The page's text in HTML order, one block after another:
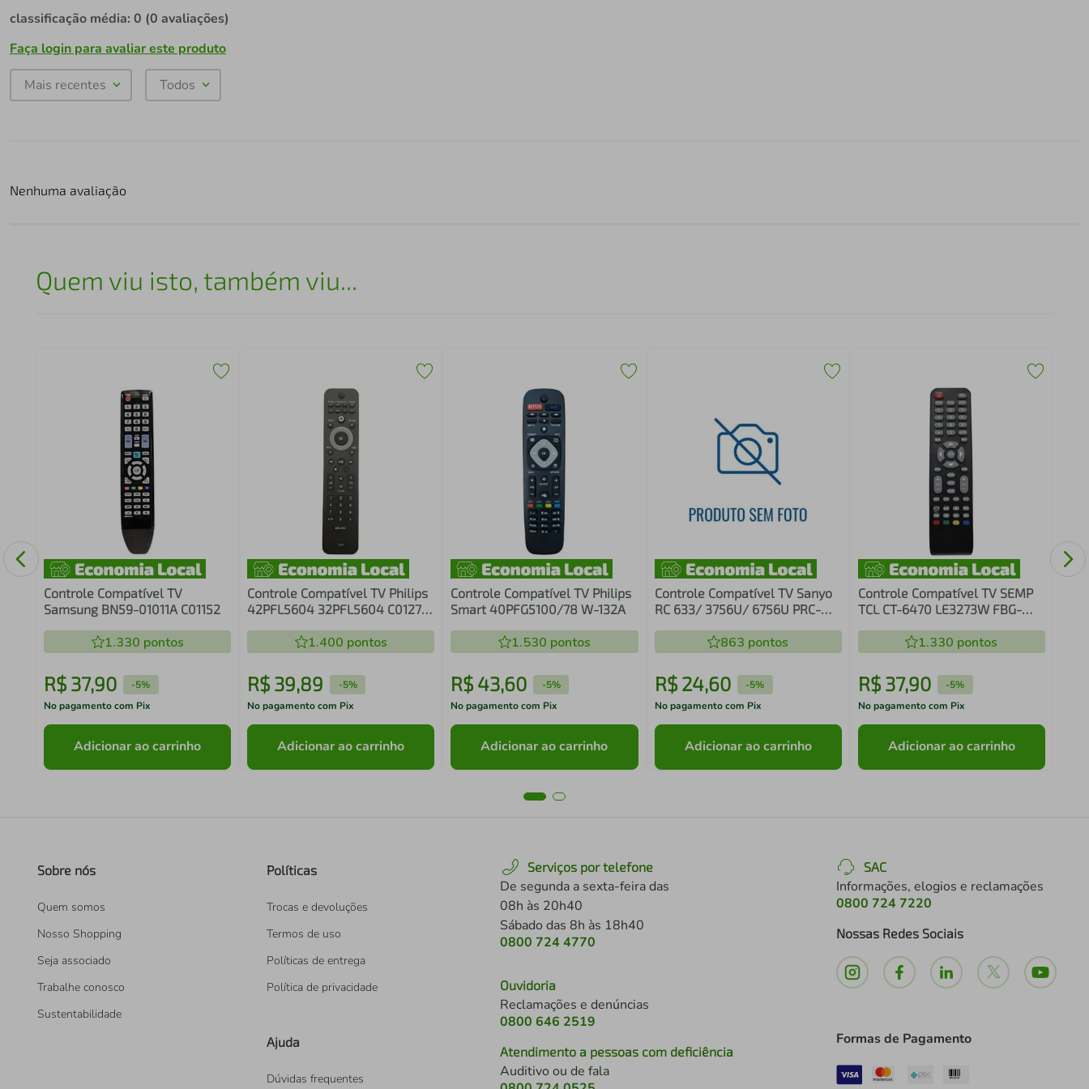
classificação média: 0 (0 avaliações)
Faça login para avaliar este produto
Mais recentes Todos
Nenhuma avaliação
Quem viu isto, também viu...
Controle Compatível TV
Samsung BN59-01011A C01152
1.330 pontos
R$ 37,90 -5%
No pagamento com Pix
Adicionar ao carrinho
Controle Compatível TV Philips
42PFL5604 32PFL5604 C01274
1.400 pontos
R$ 39,89 -5%
No pagamento com Pix
Adicionar ao carrinho
Controle Compatível TV Philips
Smart 40PFG5100/78 W-132A
1.530 pontos
R$43,60 -5%
No pagamento com Pix
Adicionar ao carrinho
Controle Compatível TV Sanyo
RC 633/ 3756U/ 6756U PRC-
863 pontos
R$ 24,60 -5%
No pagamento com Pix
Adicionar ao carrinho
Controle Compatível TV SEMP
TCL CT-6470 LE3273W FBG-
1.330 pontos
R$ 37,90 -5%
No pagamento com Pix
Adicionar ao carrinho
Sobre nós
Quem somos
Nosso Shopping
Seja associado
Trabalhe conosco
Sustentabilidade
Políticas
Trocas e devoluções
Termos de uso
Políticas de entrega
Política de privacidade
Ajuda
Dúvidas frequentes
Serviços por telefone
De segunda a sexta-feira das
08h às 20h40
Sábado das 8h às 18h40
0800 724 4770
Ouvidoria
Reclamações e denúncias
0800 646 2519
Atendimento a pessoas com deficiência
Auditivo ou de fala
SAC
Informações, elogios e reclamações
0800 724 7220
Nossas Redes Sociais
Formas de Pagamento